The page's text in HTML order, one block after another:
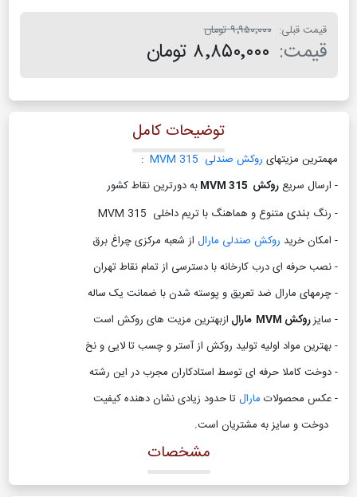
قیمت قبلی: ۹٬۹۵۰٬۰۰۰ تومان
قیمت: ۸٬۸۵۰٬۰۰۰ تومان
توضیحات کامل
مهمترین مزیتهای روکش صندلی MVM 315
:
- ارسال سریعروکش MVM 315
به دورترین نقاط کشور
- رنگ بندی متنوع و هماهنگ با تریم داخلی MVM 315
- امکان خرید روکش صندلی مارال از شعبه مرکزی چراغ برق
- نصب حرفه ای درب کارخانه با دسترسی از تمام نقاط تهران
- چرمهای مارال ضد تعریق و پوسته شدن با ضمانت یک ساله
- سایزروکش MVM مارال
ازبهترین مزیت های روکش است
- بهترین مواد اولیه تولید روکش از آستر و چسب تا لایی و نخ
- دوخت کاملا حرفه ای توسط استادکاران مجرب در این رشته
- عکس محصولات مارالتا حدود زیادی نشان دهنده کیفیت
دوخت و سایز به مشتریان است.
مشخصات